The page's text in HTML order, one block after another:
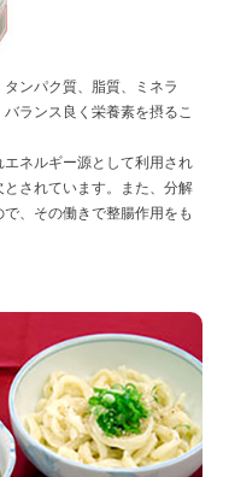
ンパク質、脂質、ミネラ
ランス良く栄養素を摂るこ
ネルギー源として利用され
されています。また、分解
、その働きで整腸作用をも